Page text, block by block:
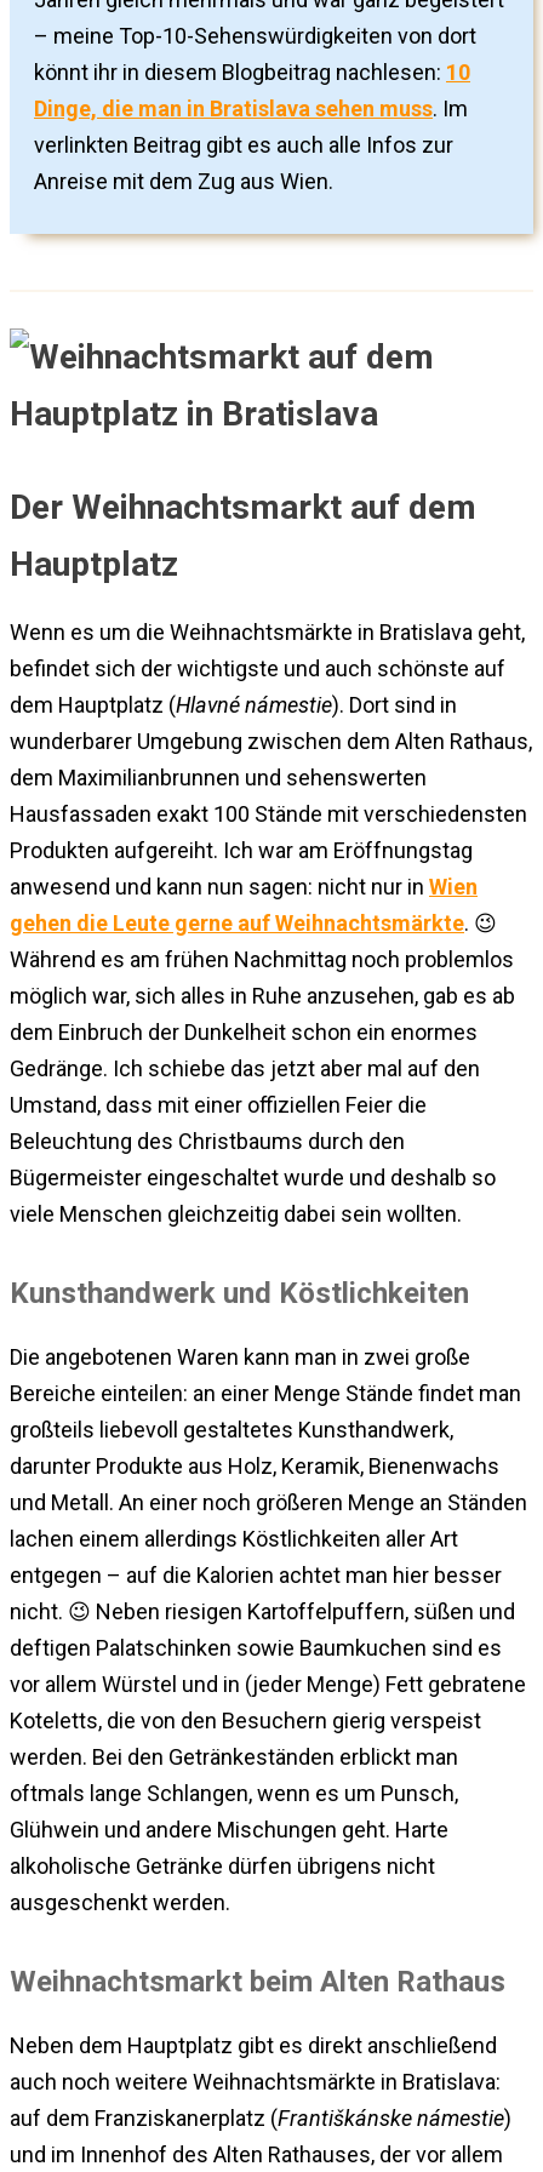
– meine Top-10-Sehenswürdigkeiten von dort
könnt ihr in diesem Blogbeitrag nachlesen: 10
Dinge, die man in Bratislava sehen muss. Im
verlinkten Beitrag gibt es auch alle Infos zur
Anreise mit dem Zug aus Wien.
Der Weihnachtsmarkt auf dem
Hauptplatz
Wenn es um die Weihnachtsmärkte in Bratislava geht,
befindet sich der wichtigste und auch schönste auf
dem Hauptplatz (Hlavné námestie). Dort sind in
wunderbarer Umgebung zwischen dem Alten Rathaus,
dem Maximilianbrunnen und sehenswerten
Hausfassaden exakt 100 Stände mit verschiedensten
Produkten aufgereiht. Ich war am Eröffnungstag
anwesend und kann nun sagen: nicht nur in Wien
gehen die Leute gerne auf Weihnachtsmärkte. 😉
Während es am frühen Nachmittag noch problemlos
möglich war, sich alles in Ruhe anzusehen, gab es ab
dem Einbruch der Dunkelheit schon ein enormes
Gedränge. Ich schiebe das jetzt aber mal auf den
Umstand, dass mit einer offiziellen Feier die
Beleuchtung des Christbaums durch den
Bügermeister eingeschaltet wurde und deshalb so
viele Menschen gleichzeitig dabei sein wollten.
Kunsthandwerk und Köstlichkeiten
Die angebotenen Waren kann man in zwei große
Bereiche einteilen: an einer Menge Stände findet man
großteils liebevoll gestaltetes Kunsthandwerk,
darunter Produkte aus Holz, Keramik, Bienenwachs
und Metall. An einer noch größeren Menge an Ständen
lachen einem allerdings Köstlichkeiten aller Art
entgegen – auf die Kalorien achtet man hier besser
nicht. 😉 Neben riesigen Kartoffelpuffern, süßen und
deftigen Palatschinken sowie Baumkuchen sind es
vor allem Würstel und in (jeder Menge) Fett gebratene
Koteletts, die von den Besuchern gierig verspeist
werden. Bei den Getränkeständen erblickt man
oftmals lange Schlangen, wenn es um Punsch,
Glühwein und andere Mischungen geht. Harte
alkoholische Getränke dürfen übrigens nicht
ausgeschenkt werden.
Weihnachtsmarkt beim Alten Rathaus
Neben dem Hauptplatz gibt es direkt anschließend
auch noch weitere Weihnachtsmärkte in Bratislava:
auf dem Franziskanerplatz (Františkánske námestie)
und im Innenhof des Alten Rathauses, der vor allem